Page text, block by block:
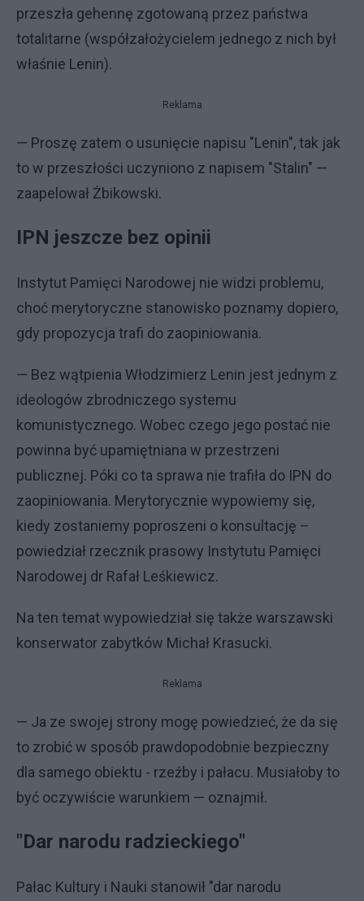
przeszła gehennę zgotowaną przez państwa
totalitarne (współzałożycielem jednego z nich był
właśnie Lenin).
Reklama
— Proszę zatem o usunięcie napisu "Lenin", tak jak
to w przeszłości uczyniono z napisem "Stalin" —
zaapelował Żbikowski.
IPN jeszcze bez opinii
Instytut Pamięci Narodowej nie widzi problemu,
choć merytoryczne stanowisko poznamy dopiero,
gdy propozycja trafi do zaopiniowania.
— Bez wątpienia Włodzimierz Lenin jest jednym z
ideologów zbrodniczego systemu
komunistycznego. Wobec czego jego postać nie
powinna być upamiętniana w przestrzeni
publicznej. Póki co ta sprawa nie trafiła do IPN do
zaopiniowania. Merytorycznie wypowiemy się,
kiedy zostaniemy poproszeni o konsultację –
powiedział rzecznik prasowy Instytutu Pamięci
Narodowej dr Rafał Leśkiewicz.
Na ten temat wypowiedział się także warszawski
konserwator zabytków Michał Krasucki.
Reklama
— Ja ze swojej strony mogę powiedzieć, że da się
to zrobić w sposób prawdopodobnie bezpieczny
dla samego obiektu - rzeźby i pałacu. Musiałoby to
być oczywiście warunkiem — oznajmił.
"Dar narodu radzieckiego"
Pałac Kultury i Nauki stanowił "dar narodu